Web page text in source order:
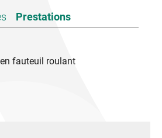
Limité à 25 personnes
: chateaudegrignan.fr
Prestations
fauteuil roulant